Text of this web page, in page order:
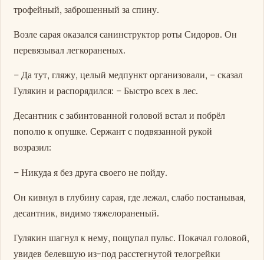
трофейный, заброшенный за спину.
Возле сарая оказался санинструктор роты Сидоров. Он
перевязывал легкораненых.
– Да тут, гляжу, целый медпункт организовали, – сказал
Гулякин и распорядился: – Быстро всех в лес.
Десантник с забинтованной головой встал и побрёл
пополю к опушке. Сержант с подвязанной рукой
возразил:
– Никуда я без друга своего не пойду.
Он кивнул в глубину сарая, где лежал, слабо постанывая,
десантник, видимо тяжелораненый.
Гулякин шагнул к нему, пощупал пульс. Покачал головой,
увидев белевшую из-под расстегнутой телогрейки